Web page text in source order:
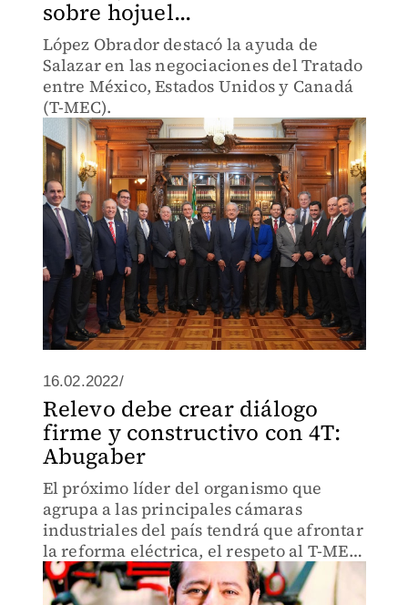
sobre hojuel...
López Obrador destacó la ayuda de
Salazar en las negociaciones del Tratado
entre México, Estados Unidos y Canadá
(T-MEC).
16.02.2022/
Relevo debe crear diálogo
firme y constructivo con 4T:
Abugaber
El próximo líder del organismo que
agrupa a las principales cámaras
industriales del país tendrá que afrontar
la reforma eléctrica, el respeto al T-MEC
y ser voz de unidad de la IP, señala jefe
de Concamin